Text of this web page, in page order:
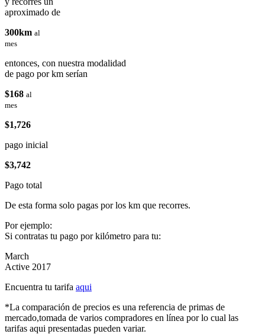
aproximado de
300km al
mes
entonces, con nuestra modalidad
de pago por km serían
$168 al
mes
$1,726
pago inicial
$3,742
Pago total
De esta forma solo pagas por los km que recorres.
Por ejemplo:
Si contratas tu pago por kilómetro para tu:
March
Active 2017
Encuentra tu tarifa aqui
*La comparación de precios es una referencia de primas de
mercado,tomada de varios compradores en línea por lo cual las
tarifas aqui presentadas pueden variar.